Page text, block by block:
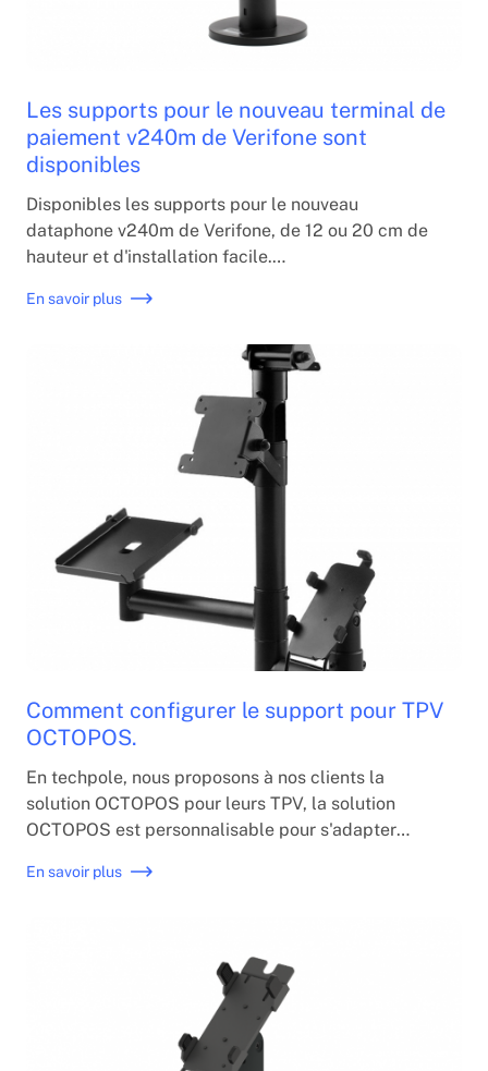
Les supports pour le nouveau terminal de
paiement v240m de Verifone sont
disponibles
Disponibles les supports pour le nouveau
dataphone v240m de Verifone, de 12 ou 20 cm de
hauteur et d'installation facile.
En savoir plus
Comment configurer le support pour TPV
OCTOPOS.
En techpole, nous proposons à nos clients la
solution OCTOPOS pour leurs TPV, la solution
OCTOPOS est personnalisable pour s'adapter
En savoir plus